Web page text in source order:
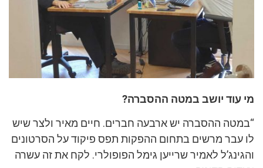
מי עוד יושב במטה ההסברה?
“במטה ההסברה יש ארבעה חברים. חיים מאיר ולצר שיש
לו עבר מרשים בתחום ההפקות תפס פיקוד על הסרטונים
והגינג’ל לאמיר שרייען גימל הפופולרי. לקח את זה עשרה